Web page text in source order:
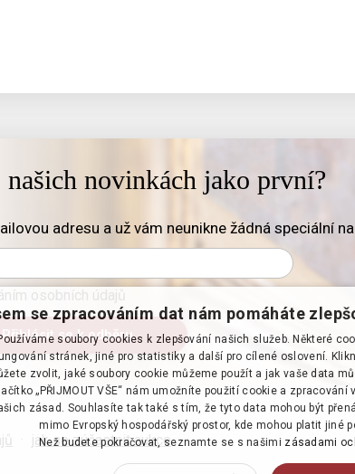
našich novinkách jako první?
adresu a už vám neunikne žádná speciální
osobních údajů
· jak se zúčastnit aukce ·
se zpracováním dat nám pomáháte
soubory cookies k zlepšování našich služeb. Některé
stránek, jiné pro statistiky a další pro cílené oslovení.
zvolit, jaké soubory cookie můžeme použít a jak vaše data
„PŘIJMOUT VŠE“ nám umožníte použití cookie a
zásad. Souhlasíte tak také s tím, že tyto data mohou být
mimo Evropský hospodářský prostor, kde mohou platit jiné
Než budete pokračovat, seznamte se s našimi zásadami